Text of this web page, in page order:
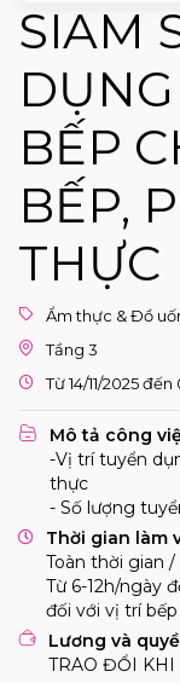
SIAM
BẾP
BẾP,
THỰC
Ẩm thực & Đồ
Tầng 3
Từ 14/11/2025 đến
Mô tả công
-Vị trí tuyển
thực
- Số lượng
Thời gian làm
Toàn thời gian
Từ 6-12h/ngày
đối với vị trí bếp
Lương và
TRAO ĐỔI KHI